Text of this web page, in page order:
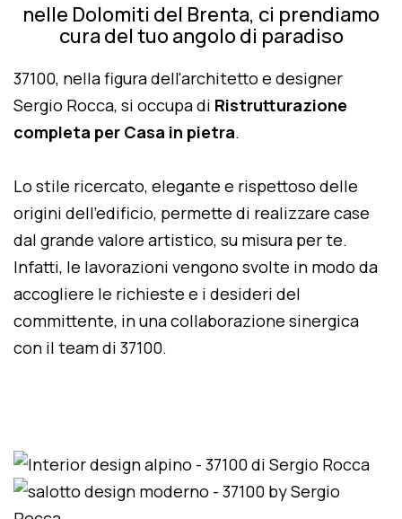
nelle Dolomiti del Brenta, ci prendiamo
cura del tuo angolo di paradiso
37100, nella figura dell'architetto e designer
Sergio Rocca, si occupa di Ristrutturazione
completa per Casa in pietra.
Lo stile ricercato, elegante e rispettoso delle
origini dell'edificio, permette di realizzare case
dal grande valore artistico, su misura per te.
Infatti, le lavorazioni vengono svolte in modo da
accogliere le richieste e i desideri del
committente, in una collaborazione sinergica
con il team di 37100.